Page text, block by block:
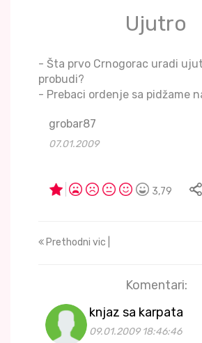
Ujutro
- Šta prvo Crnogorac uradi
probudi?
- Prebaci ordenje sa pidžame
grobar87
07.01.2009
3,79
Prethodni vic |
Komentari:
knjaz sa karpata
09.01.2009 18:46:46